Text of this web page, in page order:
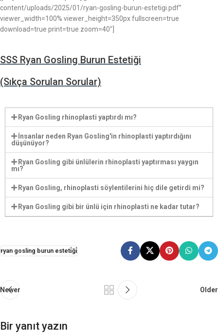
content/uploads/2025/01/ryan-gosling-burun-estetigi.pdf”
viewer_width=100% viewer_height=350px fullscreen=true
download=true print=true zoom=40″]
SSS Ryan Gosling Burun Estetiği
(Sıkça Sorulan Sorular)
Ryan Gosling rhinoplasti yaptırdı mı?
İnsanlar neden Ryan Gosling'in rhinoplasti yaptırdığını
düşünüyor?
Ryan Gosling gibi ünlülerin rhinoplasti yaptırması yaygın
mı?
Ryan Gosling, rhinoplasti söylentilerini hiç dile getirdi mi?
Ryan Gosling gibi bir ünlü için rhinoplasti ne kadar tutar?
ryan gosling burun esteti̇ği̇
Newer Older
Bir yanıt yazın